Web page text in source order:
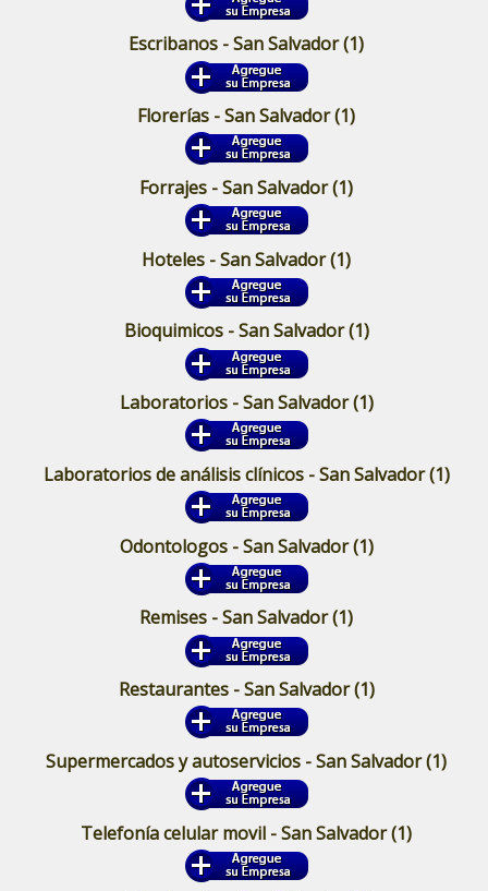
Escribanos - San Salvador(1)
Florerías - San Salvador(1)
Forrajes - San Salvador(1)
Hoteles - San Salvador(1)
Bioquimicos - San Salvador(1)
Laboratorios - San Salvador(1)
Laboratorios de análisis clínicos - San Salvador(1)
Odontologos - San Salvador(1)
Remises - San Salvador(1)
Restaurantes - San Salvador(1)
Supermercados y autoservicios - San Salvador(1)
Telefonía celular movil - San Salvador(1)